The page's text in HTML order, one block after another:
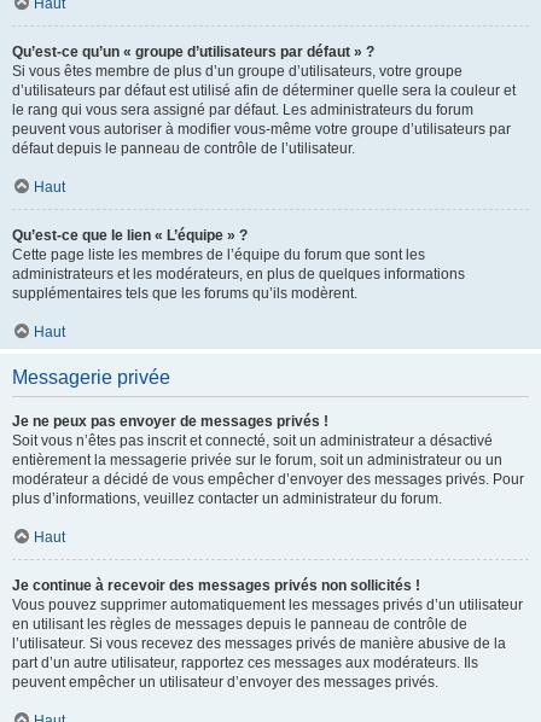
Haut
Qu’est-ce qu’un « groupe d’utilisateurs par défaut » ?
Si vous êtes membre de plus d’un groupe d’utilisateurs, votre groupe
d’utilisateurs par défaut est utilisé afin de déterminer quelle sera la couleur et
le rang qui vous sera assigné par défaut. Les administrateurs du forum
peuvent vous autoriser à modifier vous-même votre groupe d’utilisateurs par
défaut depuis le panneau de contrôle de l’utilisateur.
Haut
Qu’est-ce que le lien « L’équipe » ?
Cette page liste les membres de l’équipe du forum que sont les
administrateurs et les modérateurs, en plus de quelques informations
supplémentaires tels que les forums qu’ils modèrent.
Haut
Messagerie privée
Je ne peux pas envoyer de messages privés !
Soit vous n’êtes pas inscrit et connecté, soit un administrateur a désactivé
entièrement la messagerie privée sur le forum, soit un administrateur ou un
modérateur a décidé de vous empêcher d’envoyer des messages privés. Pour
plus d’informations, veuillez contacter un administrateur du forum.
Haut
Je continue à recevoir des messages privés non sollicités !
Vous pouvez supprimer automatiquement les messages privés d’un utilisateur
en utilisant les règles de messages depuis le panneau de contrôle de
l’utilisateur. Si vous recevez des messages privés de manière abusive de la
part d’un autre utilisateur, rapportez ces messages aux modérateurs. Ils
peuvent empêcher un utilisateur d’envoyer des messages privés.